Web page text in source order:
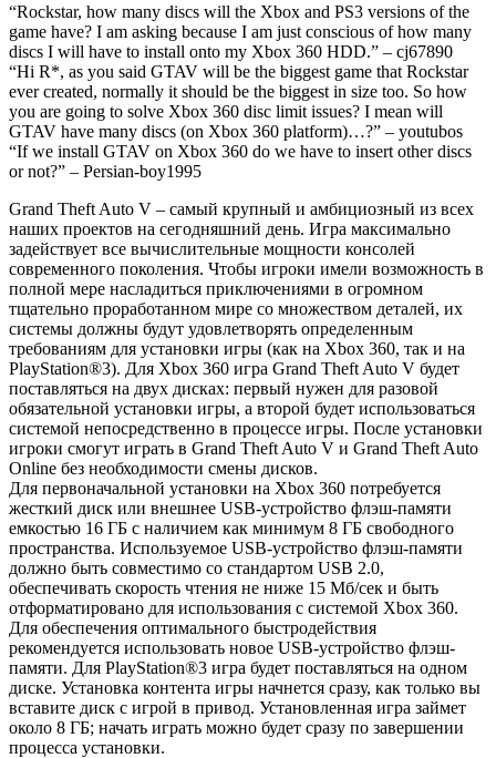
“Rockstar, how many discs will the Xbox and PS3 versions of the
game have? I am asking because I am just conscious of how many
discs I will have to install onto my Xbox 360 HDD.” – cj67890
“Hi R*, as you said GTAV will be the biggest game that Rockstar
ever created, normally it should be the biggest in size too. So how
you are going to solve Xbox 360 disc limit issues? I mean will
GTAV have many discs (on Xbox 360 platform)…?” – youtubos
“If we install GTAV on Xbox 360 do we have to insert other discs
or not?” – Persian-boy1995
Grand Theft Auto V – самый крупный и амбициозный из всех
наших проектов на сегодняшний день. Игра максимально
задействует все вычислительные мощности консолей
современного поколения. Чтобы игроки имели возможность в
полной мере насладиться приключениями в огромном
тщательно проработанном мире со множеством деталей, их
системы должны будут удовлетворять определенным
требованиям для установки игры (как на Xbox 360, так и на
PlayStation®3). Для Xbox 360 игра Grand Theft Auto V будет
поставляться на двух дисках: первый нужен для разовой
обязательной установки игры, а второй будет использоваться
системой непосредственно в процессе игры. После установки
игроки смогут играть в Grand Theft Auto V и Grand Theft Auto
Online без необходимости смены дисков.
Для первоначальной установки на Xbox 360 потребуется
жесткий диск или внешнее USB-устройство флэш-памяти
емкостью 16 ГБ с наличием как минимум 8 ГБ свободного
пространства. Используемое USB-устройство флэш-памяти
должно быть совместимо со стандартом USB 2.0,
обеспечивать скорость чтения не ниже 15 Мб/сек и быть
отформатировано для использования с системой Xbox 360.
Для обеспечения оптимального быстродействия
рекомендуется использовать новое USB-устройство флэш-
памяти. Для PlayStation®3 игра будет поставляться на одном
диске. Установка контента игры начнется сразу, как только вы
вставите диск с игрой в привод. Установленная игра займет
около 8 ГБ; начать играть можно будет сразу по завершении
процесса установки.